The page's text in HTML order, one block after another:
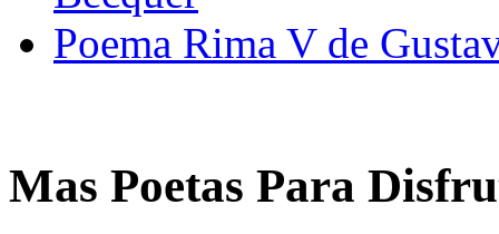
Poema Rima V de
Mas Poetas Para